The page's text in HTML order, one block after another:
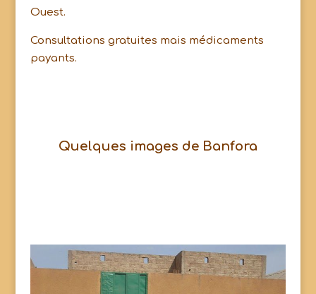
Ouest.
Consultations gratuites mais médicaments
payants.
Quelques images de Banfora